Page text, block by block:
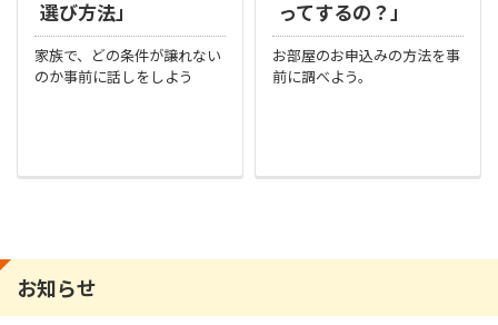
選び方法」
家族で、どの条件が譲れない
のか事前に話しをしよう
ってするの？」
お部屋のお申込みの方法を事
前に調べよう。
お知らせ